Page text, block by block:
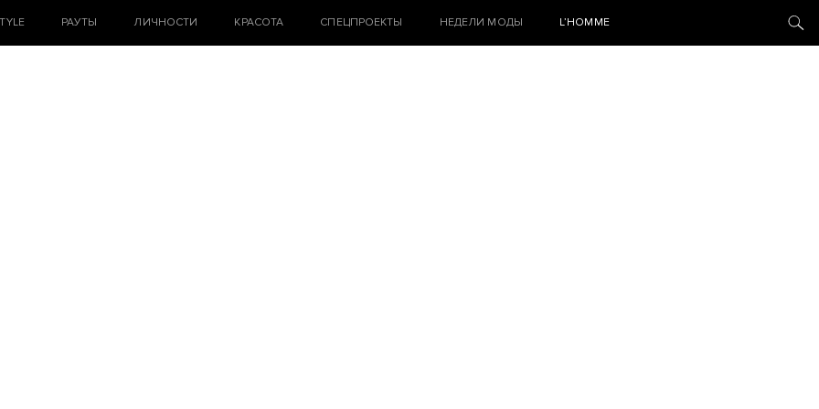
РАУТЫ ЛИЧНОСТИ КРАСОТА СПЕЦПРОЕКТЫ НЕДЕЛИ МОДЫ L’HOMME